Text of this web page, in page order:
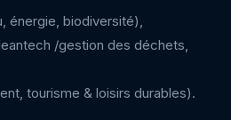
énergie, biodiversité),
/gestion des déchets,
tourisme & loisirs durables).